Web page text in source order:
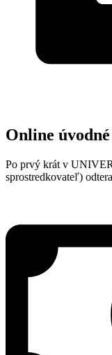
Online
Po prvý krát v
sprostredkovateľ)